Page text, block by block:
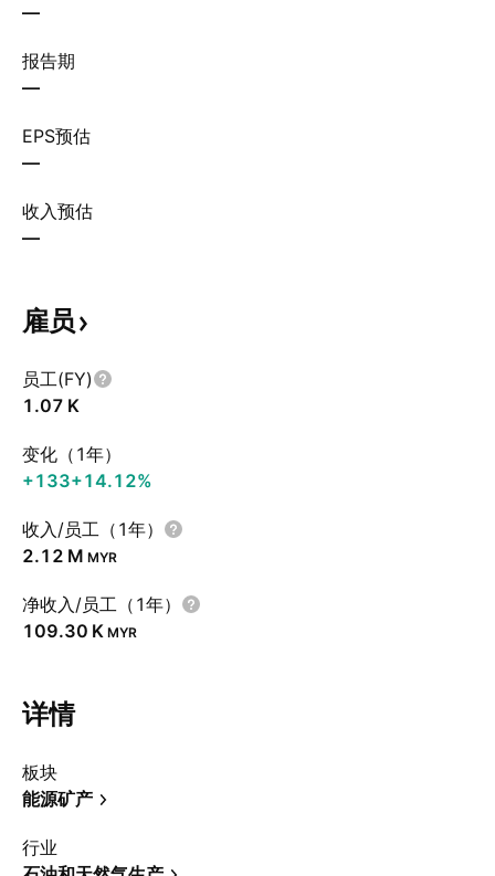
—
报告期
—
EPS预估
—
收入预估
—
雇员
员工(FY)
‪1.07 K‬
变化（1年）
+133+14.12%
收入/员工（1年）
‪2.12 M‬ MYR
净收入/员工（1年）
‪109.30 K‬ MYR
详情
板块
能源矿产
行业